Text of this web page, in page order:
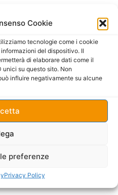
Cookie
tecnologie come i cookie
del dispositivo. Il
di elaborare dati come il
su questo sito. Non
influire negativamente su alcune
preferenze
Privacy Policy